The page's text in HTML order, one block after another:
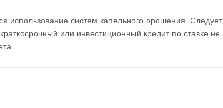
использование систем капельного орошения. Следует
или инвестиционный кредит по ставке не